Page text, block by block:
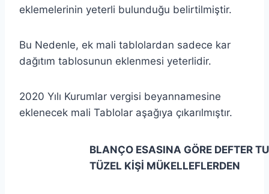
eklemelerinin yeterli bulunduğu belirtilmiştir.
Bu Nedenle, ek mali tablolardan sadece kar
dağıtım tablosunun eklenmesi yeterlidir.
2020 Yılı Kurumlar vergisi beyannamesine
eklenecek mali Tablolar aşağıya çıkarılmıştır.
BLANÇO ESASINA GÖRE DEFTER
TÜZEL KİŞİ MÜKELLEFLERDEN